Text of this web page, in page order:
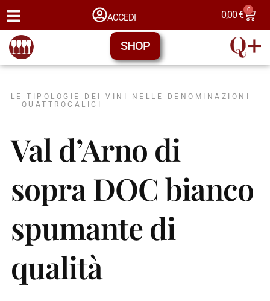
ACCEDI 0,00€ 0
SHOP
LE TIPOLOGIE DEI VINI NELLE DENOMINAZIONI
– QUATTROCALICI
Val d’Arno di
sopra DOC bianco
spumante di
qualità